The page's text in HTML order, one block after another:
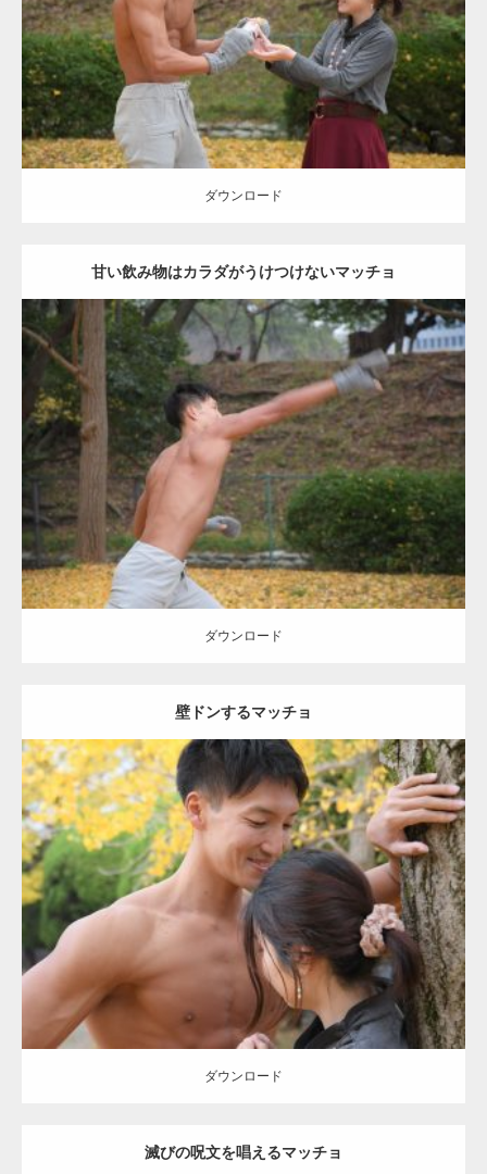
肩
ダウンロード
ダウンロード
甘い飲み物はカラダがうけつけないマッチョ
Update:2021.07.8
Category: 公園のマッチョ その他 AKIHITO(細マッチョ) 背中
ダウンロード
ダウンロード
壁ドンするマッチョ
Update: 2021.07.8
Category:公園のマッチョ その他 AKIHITO(細マッチョ) 大胸筋 肩 腹
筋
ダウンロード
ダウンロード
滅びの呪文を唱えるマッチョ
【YouTube】マッチョフリー素材メンバーが
ギネス世界記録…
【TV】TBS番組「ひるおび」にてマッスルプ